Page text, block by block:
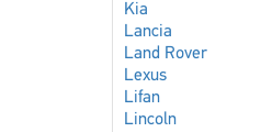
Kia
Lancia
Land Rover
Lexus
Lifan
Lincoln